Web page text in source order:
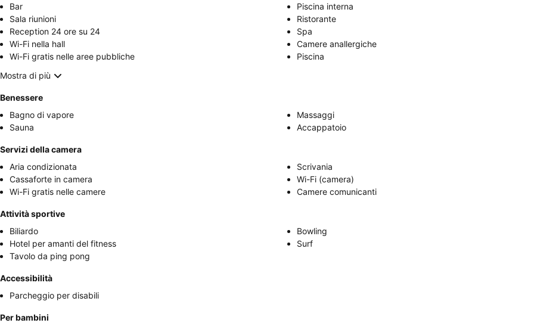
Bar
Piscina interna
Sala riunioni
Ristorante
Reception 24 ore su 24
Spa
Wi-Fi nella hall
Camere anallergiche
Wi-Fi gratis nelle aree pubbliche
Piscina
Mostra di più
Benessere
Bagno di vapore
Massaggi
Sauna
Accappatoio
Servizi della camera
Aria condizionata
Scrivania
Cassaforte in camera
Wi-Fi (camera)
Wi-Fi gratis nelle camere
Camere comunicanti
Attività sportive
Biliardo
Bowling
Hotel per amanti del fitness
Surf
Tavolo da ping pong
Accessibilità
Parcheggio per disabili
Per bambini